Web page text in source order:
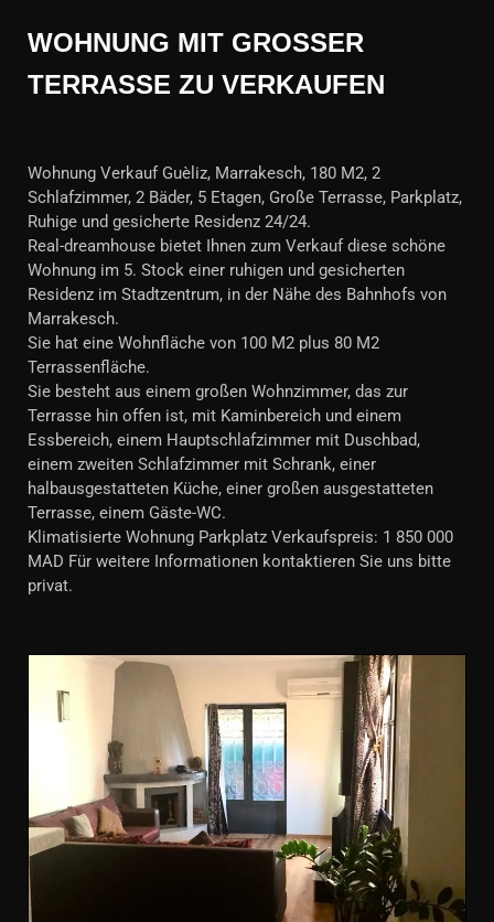
WOHNUNG MIT GROSSER T
ERRASSE ZU VERKAUFEN
Wohnung Verkauf Guèliz, Marrakesch, 180 M2, 2
Schlafzimmer, 2 Bäder, 5 Etagen, Große Terrasse, Parkplatz,
Ruhige und gesicherte Residenz 24/24.
Real-dreamhouse bietet Ihnen zum Verkauf diese schöne
Wohnung im 5. Stock einer ruhigen und gesicherten
Residenz im Stadtzentrum, in der Nähe des Bahnhofs von
Marrakesch.
Sie hat eine Wohnfläche von 100 M2 plus 80 M2
Terrassenfläche.
Sie besteht aus einem großen Wohnzimmer, das zur
Terrasse hin offen ist, mit Kaminbereich und einem
Essbereich, einem Hauptschlafzimmer mit Duschbad,
einem zweiten Schlafzimmer mit Schrank, einer
halbausgestatteten Küche, einer großen ausgestatteten
Terrasse, einem Gäste-WC.
Klimatisierte Wohnung Parkplatz Verkaufspreis: 1 850 000
MAD Für weitere Informationen kontaktieren Sie uns bitte
privat.